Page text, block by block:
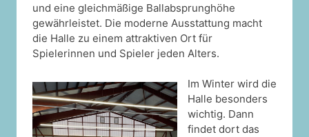
und eine gleichmäßige Ballabsprunghöhe
gewährleistet. Die moderne Ausstattung macht
die Halle zu einem attraktiven Ort für
Spielerinnen und Spieler jeden Alters.
Im Winter wird die
Halle besonders
wichtig. Dann
findet dort das